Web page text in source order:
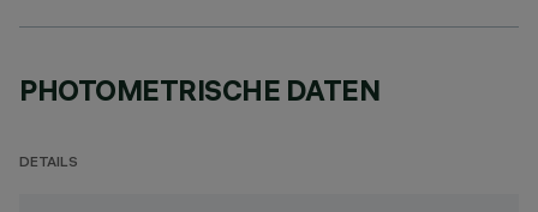
PHOTOMETRISCHE DATEN
DETAILS